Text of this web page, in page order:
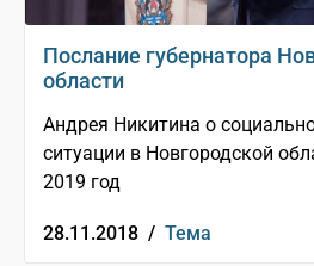
Послание губернатора
области
Андрея Никитина о
ситуации в Новгородской
2019 год
28.11.2018 / Тема